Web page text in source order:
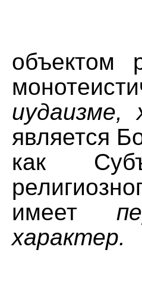
объектом
иудаизме,
является
как
имеет
характер.